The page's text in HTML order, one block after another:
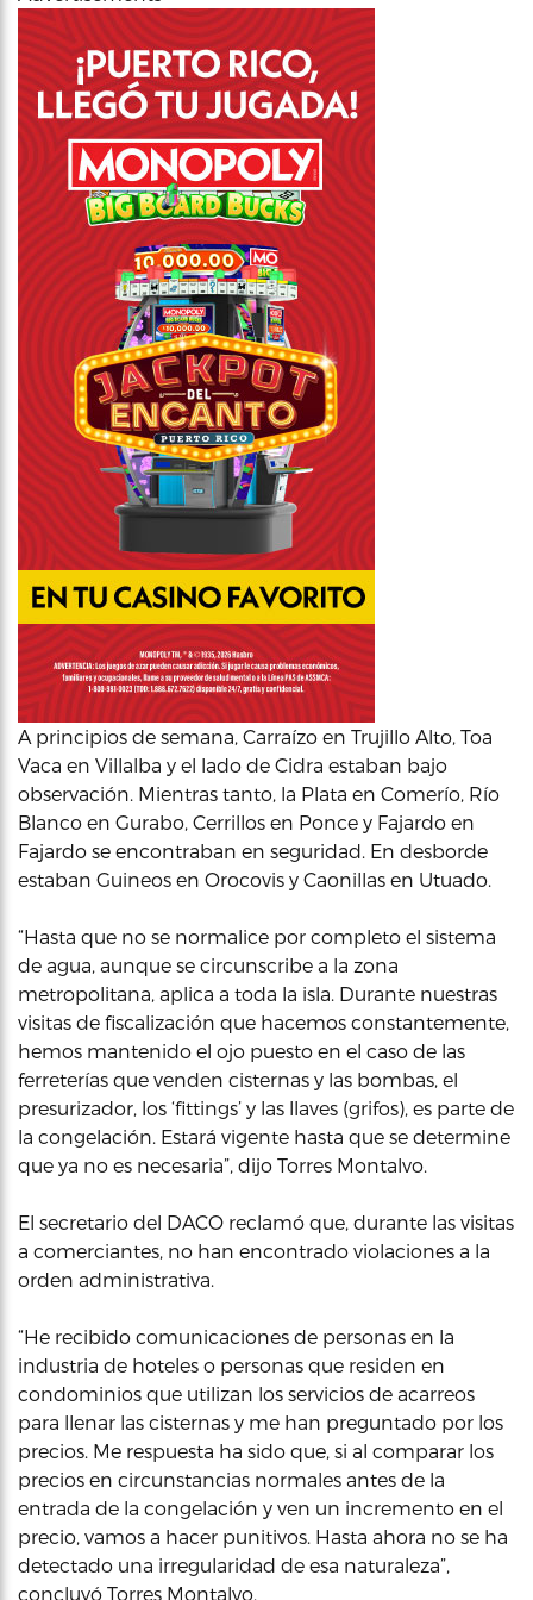
A principios de semana, Carraízo en Trujillo Alto, Toa
Vaca en Villalba y el lado de Cidra estaban bajo
observación. Mientras tanto, la Plata en Comerío, Río
Blanco en Gurabo, Cerrillos en Ponce y Fajardo en
Fajardo se encontraban en seguridad. En desborde
estaban Guineos en Orocovis y Caonillas en Utuado.
“Hasta que no se normalice por completo el sistema
de agua, aunque se circunscribe a la zona
metropolitana, aplica a toda la isla. Durante nuestras
visitas de fiscalización que hacemos constantemente,
hemos mantenido el ojo puesto en el caso de las
ferreterías que venden cisternas y las bombas, el
presurizador, los ‘fittings’ y las llaves (grifos), es parte de
la congelación. Estará vigente hasta que se determine
que ya no es necesaria”, dijo Torres Montalvo.
El secretario del DACO reclamó que, durante las visitas
a comerciantes, no han encontrado violaciones a la
orden administrativa.
“He recibido comunicaciones de personas en la
industria de hoteles o personas que residen en
condominios que utilizan los servicios de acarreos
para llenar las cisternas y me han preguntado por los
precios. Me respuesta ha sido que, si al comparar los
precios en circunstancias normales antes de la
entrada de la congelación y ven un incremento en el
precio, vamos a hacer punitivos. Hasta ahora no se ha
detectado una irregularidad de esa naturaleza”,
concluyó Torres Montalvo.